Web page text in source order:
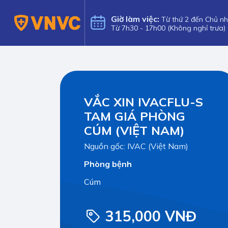
Giờ làm việc: Từ thứ 2 đến Chủ
Từ 7h30 - 17h00 (Không nghỉ trưa)
VẮC XIN IVACFLU-S
TAM GIÁ PHÒNG
CÚM (VIỆT NAM)
Nguồn gốc: IVAC (Việt Nam)
Phòng bệnh
Cúm
315,000 VNĐ